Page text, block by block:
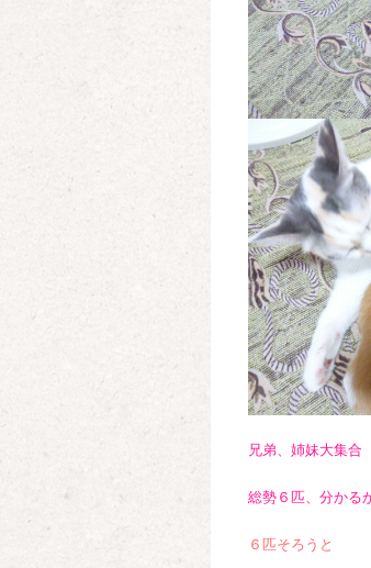
兄弟、姉妹大集合
総勢６匹、分かる
６匹そろうと